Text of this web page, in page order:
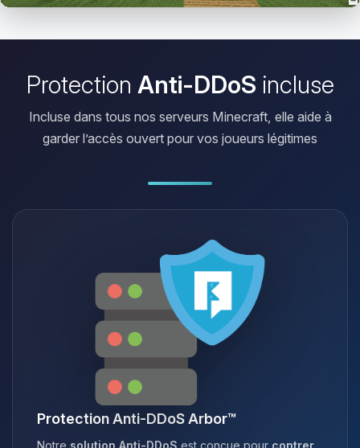
Protection Anti-DDoS incluse
Incluse dans tous nos serveurs Minecraft, elle aide à
garder l’accès ouvert pour vos joueurs légitimes
Protection Anti-DDoS Arbor™
Notre solution Anti-DDoS est conçue pour contrer